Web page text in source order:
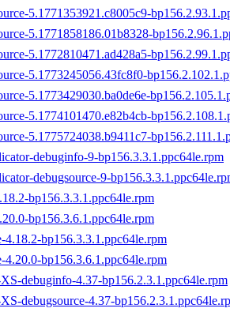
5.1771353921.c8005c9-
5.1771858186.01b8328-
5.1772810471.ad428a5-
5.1773245056.43fc8f0-
5.1773429030.ba0de6e-
5.1774101470.e82b4cb-
5.1775724038.b9411c7-
debuginfo-9-bp156.3.3.1.ppc64le.rpm
debugsource-9-
bp156.3.3.1.ppc64le.rpm
bp156.3.6.1.ppc64le.rpm
4.18.2-bp156.3.3.1.ppc64le.rpm
4.20.0-bp156.3.6.1.ppc64le.rpm
debuginfo-4.37-bp156.2.3.1.ppc64le.rpm
debugsource-4.37-